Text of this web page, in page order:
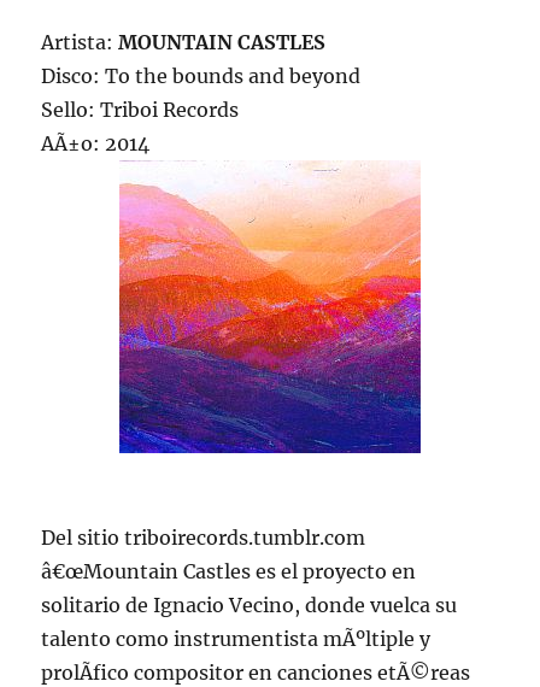
Artista:MOUNTAIN CASTLES
Disco: To the bounds and beyond
Sello: Triboi Records
AÃ±o: 2014
Del sitio triboirecords.tumblr.com
â€œMountain Castles es el proyecto en
solitario de Ignacio Vecino, donde vuelca su
talento como instrumentista mÃºltiple y
prolÃ­fico compositor en canciones etÃ©reas